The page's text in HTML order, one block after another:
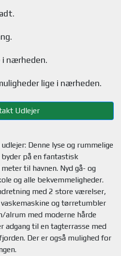
i nærheden.
lige i nærheden.
Udlejer
Denne lyse og rummelige
på en fantastisk
til havnen. Nyd gå- og
og alle bekvemmeligheder.
med 2 store værelser,
og tørretumbler
med moderne hårde
adgang til en tagterrasse med
Der er også mulighed for